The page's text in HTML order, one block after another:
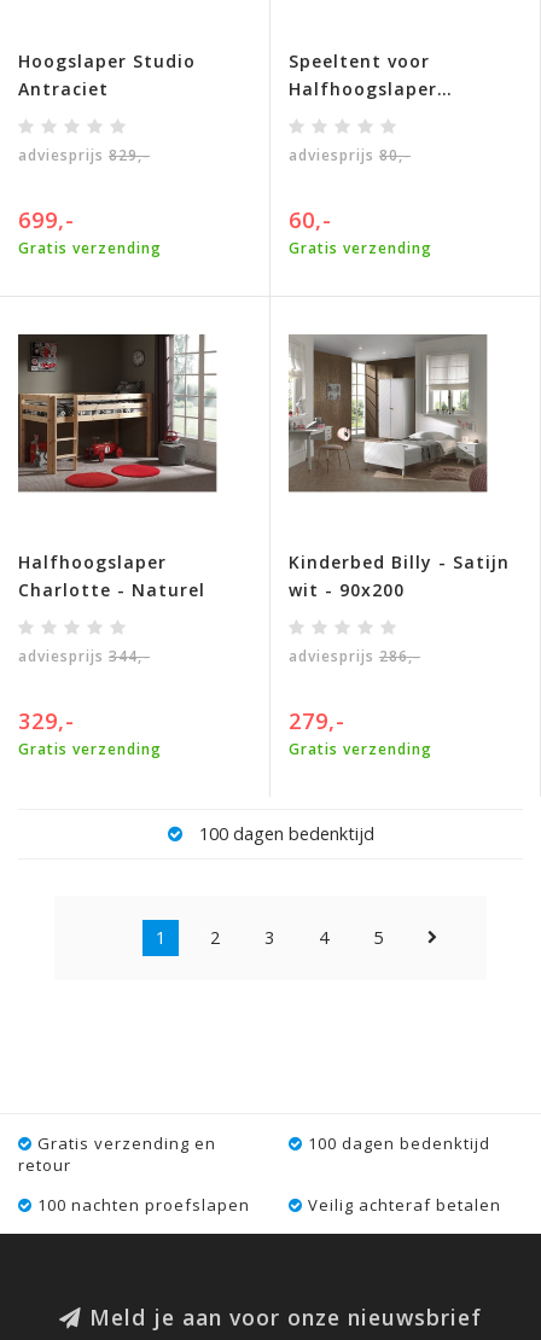
Hoogslaper Studio
Antraciet
adviesprijs 829,-
699,-
Gratis verzending
Speeltent voor
Halfhoogslaper
Charlotte
adviesprijs 80,-
60,-
Gratis verzending
Halfhoogslaper
Charlotte - Naturel
adviesprijs 344,-
329,-
Gratis verzending
Kinderbed Billy - Satijn
wit - 90x200
adviesprijs 286,-
279,-
Gratis verzending
100 dagen bedenktijd
1 2 3 4 5
Gratis verzending en
retour
100 dagen bedenktijd
100 nachten proefslapen Veilig achteraf betalen
Meld je aan voor onze nieuwsbrief